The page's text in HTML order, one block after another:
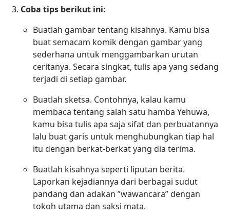
Coba tips berikut ini:
Buatlah gambar tentang kisahnya. Kamu bisa
buat semacam komik dengan gambar yang
sederhana untuk menggambarkan urutan
ceritanya. Secara singkat, tulis apa yang sedang
terjadi di setiap gambar.
Buatlah sketsa. Contohnya, kalau kamu
membaca tentang salah satu hamba Yehuwa,
kamu bisa tulis apa saja sifat dan perbuatannya
lalu buat garis untuk menghubungkan tiap hal
itu dengan berkat-berkat yang dia terima.
Buatlah kisahnya seperti liputan berita.
Laporkan kejadiannya dari berbagai sudut
pandang dan adakan ”wawancara” dengan
tokoh utama dan saksi mata.